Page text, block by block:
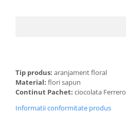
Tip produs: aranjament floral
Material: flori sapun
Continut Pachet: ciocolata Ferrero
Informatii conformitate produs